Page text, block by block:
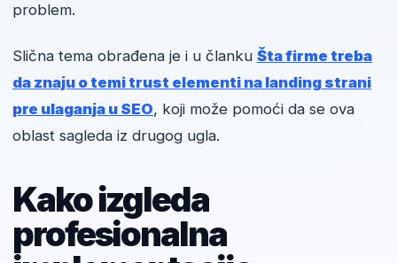
problem.
Slična tema obrađena je i u članku Šta firme treba
da znaju o temi trust elementi na landing strani
pre ulaganja u SEO, koji može pomoći da se ova
oblast sagleda iz drugog ugla.
Kako izgleda
profesionalna